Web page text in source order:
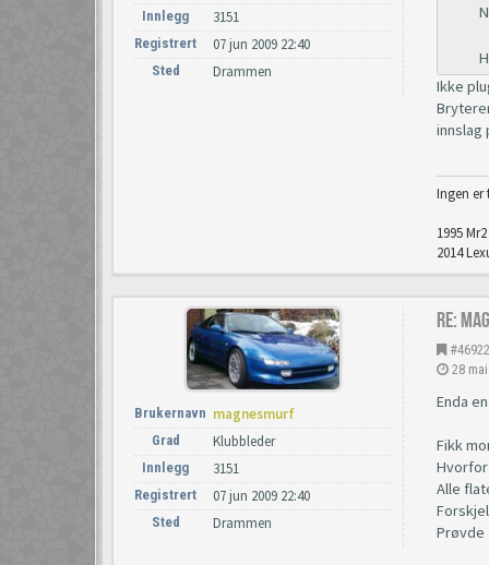
Ikke
innslag
Ingen
1995
2014
Innlegg 3151
Registrert 07 jun 2009 22:40
Sted Drammen
Re:
28
Enda
Fikk
Alle
Prøvde
Brukernavn magnesmurf
Grad Klubbleder
Innlegg 3151
Registrert 07 jun 2009 22:40
Sted Drammen